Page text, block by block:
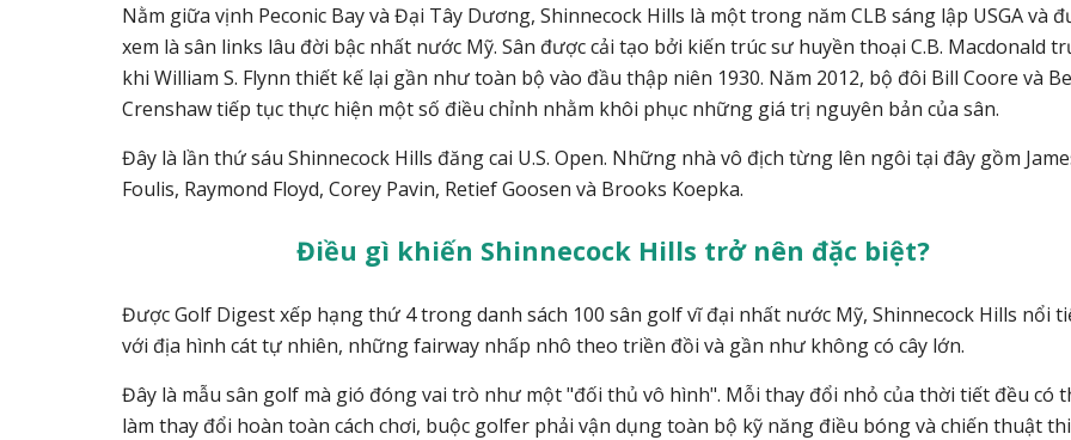
Nằm giữa vịnh Peconic Bay và Đại Tây Dương, Shinnecock Hills là một trong năm CLB sáng lập USGA và
xem là sân links lâu đời bậc nhất nước Mỹ. Sân được cải tạo bởi kiến trúc sư huyền thoại C.B. Macdonald
khi William S. Flynn thiết kế lại gần như toàn bộ vào đầu thập niên 1930. Năm 2012, bộ đôi Bill Coore và
Crenshaw tiếp tục thực hiện một số điều chỉnh nhằm khôi phục những giá trị nguyên bản của sân.
Đây là lần thứ sáu Shinnecock Hills đăng cai U.S. Open. Những nhà vô địch từng lên ngôi tại đây gồm
Foulis, Raymond Floyd, Corey Pavin, Retief Goosen và Brooks Koepka.
Điều gì khiến Shinnecock Hills trở nên đặc biệt?
Được Golf Digest xếp hạng thứ 4 trong danh sách 100 sân golf vĩ đại nhất nước Mỹ, Shinnecock Hills nổi
với địa hình cát tự nhiên, những fairway nhấp nhô theo triền đồi và gần như không có cây lớn.
Đây là mẫu sân golf mà gió đóng vai trò như một "đối thủ vô hình". Mỗi thay đổi nhỏ của thời tiết đều có
làm thay đổi hoàn toàn cách chơi, buộc golfer phải vận dụng toàn bộ kỹ năng điều bóng và chiến thuật thi